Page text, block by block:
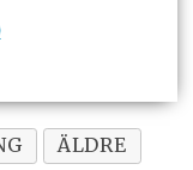
ÄLDRE